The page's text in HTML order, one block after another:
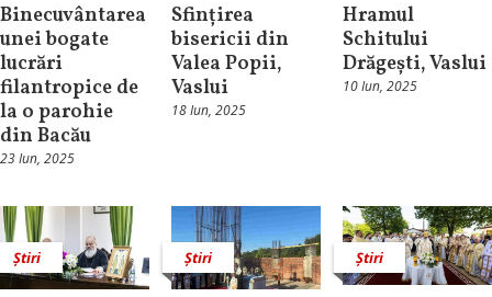
Binecuvântarea
unei bogate
lucrări
filantropice de
la o parohie
din Bacău
23 Iun, 2025
Sfințirea
bisericii din
Valea Popii,
Vaslui
18 Iun, 2025
Hramul
Schitului
Drăgești, Vaslui
10 Iun, 2025
Știri Știri Știri